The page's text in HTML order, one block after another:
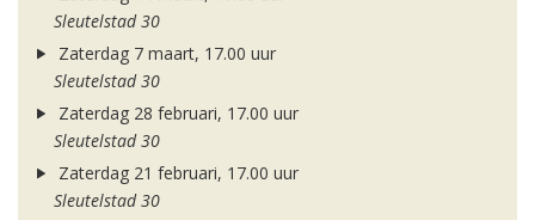
Sleutelstad 30
Zaterdag 7 maart, 17.00 uur
Sleutelstad 30
Zaterdag 28 februari, 17.00 uur
Sleutelstad 30
Zaterdag 21 februari, 17.00 uur
Sleutelstad 30